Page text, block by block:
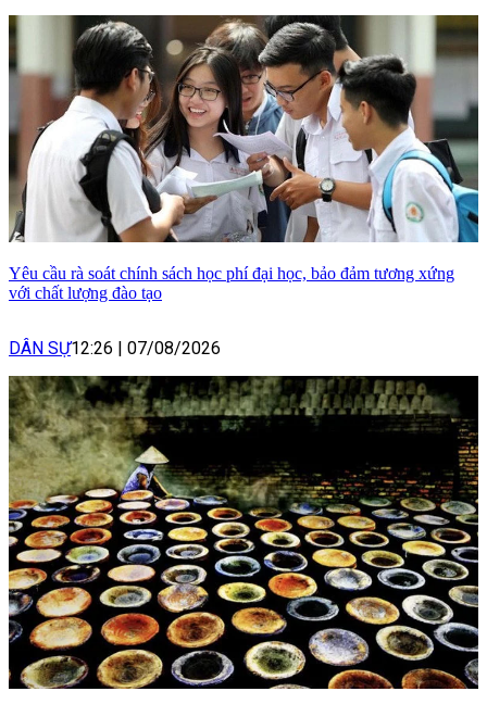
Yêu cầu rà soát chính sách học phí đại học, bảo đảm tương xứng
với chất lượng đào tạo
DÂN SỰ12:26 | 07/08/2026